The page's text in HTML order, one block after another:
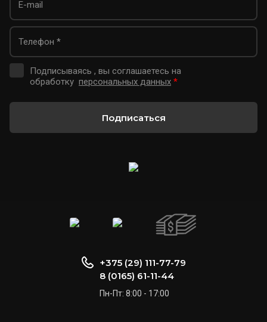
Подписываясь , вы соглашаетесь на
обработку персональных данных *
Подписаться
+375 (29) 111-77-79
8 (0165) 61-11-44
Пн-Пт: 8:00 - 17:00